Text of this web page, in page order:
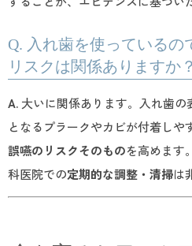
Q. 入れ歯を使っているの
リスクは関係ありますか？
A. 大いに関係あります。入れ歯の
となるプラークやカビが付着しや
誤嚥のリスクそのものを高めます
科医院での定期的な調整・清掃は